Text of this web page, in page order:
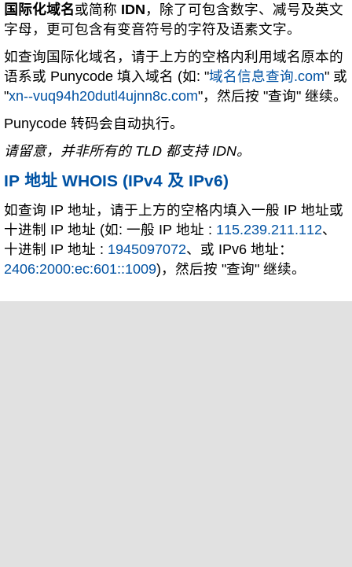
国际化域名或简称 IDN ，除了可包含数字、减号及英文
字母，更可包含有变音符号的字符及语素文字。
如查询国际化域名，请于上方的空格内利用域名原本的
语系或 Punycode 填入域名 (如: "域名信息查询.com" 或
"xn--vuq94h20dutl4ujnn8c.com"，然后按 "查询" 继续。
Punycode 转码会自动执行。
请留意，并非所有的 TLD 都支持 IDN。
IP 地址 WHOIS (IPv4 及 IPv6)
如查询 IP 地址，请于上方的空格内填入一般 IP 地址或
十进制 IP 地址 (如: 一般 IP 地址 : 115.239.211.112、
十进制 IP 地址 : 1945097072、或 IPv6 地址：
2406:2000:ec:601::1009)，然后按 "查询" 继续。